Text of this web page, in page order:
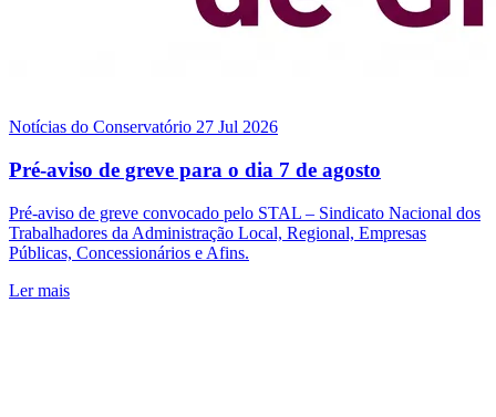
Notícias do Conservatório 27 Jul 2026
Pré-aviso de greve para o dia 7 de agosto
Pré-aviso de greve convocado pelo STAL – Sindicato Nacional dos
Trabalhadores da Administração Local, Regional, Empresas
Públicas, Concessionários e Afins.
Ler mais